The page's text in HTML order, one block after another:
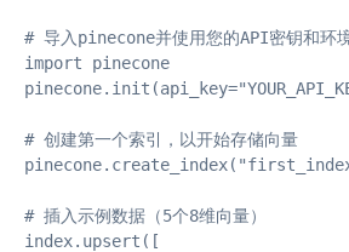
# 导入pinecone并使用您的API密钥和环
import pinecone
# 创建第一个索引，以开始存储向量
# 插入示例数据（5个8维向量）
index.upsert([